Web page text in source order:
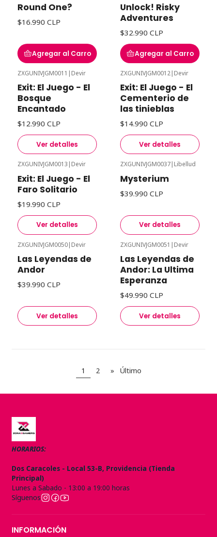
Round One?
$16.990 CLP
Agregar al Carro
Unlock! Risky
Adventures
$32.990 CLP
Agregar al Carro
ZXGUNIVJGM0011 | Devir
Exit: El Juego - El
Bosque
Encantado
$12.990 CLP
Ver detalles
ZXGUNIVJGM0012| Devir
Exit: El Juego - El
Cementerio de
las tinieblas
$14.990 CLP
Ver detalles
ZXGUNIVJGM0013 Devir
Exit: El Juego - El
Faro Solitario
$19.990 CLP
Ver detalles
ZXGUNIVJGM0037 Libellud
Mysterium
$39.990 CLP
Ver detalles
ZXGUNIVJGM0050| Devir
Las Leyendas de
Andor
$39.990 CLP
Ver detalles
ZXGUNIVJGM0051 | Devir
Las Leyendas de
Andor: La Ultima
Esperanza
$49.990 CLP
Ver detalles
1 2 » Último
HORARIOS:
Dos Caracoles - Local 53-B, Providencia (Tienda
Principal)
Lunes a Sabado - 13:00 a 19:00 horas
Síguenos
INFORMACIÓN